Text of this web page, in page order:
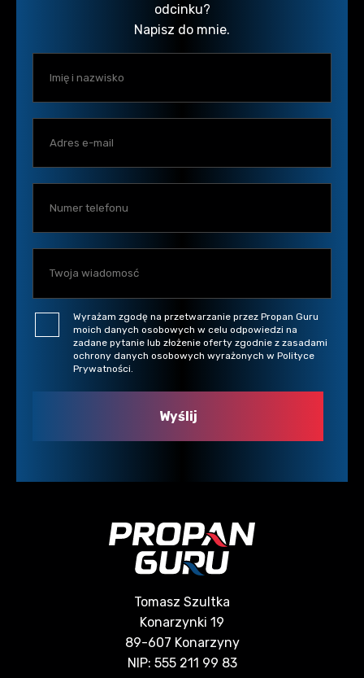
odcinku?
Napisz do mnie.
Wyrażam zgodę na przetwarzanie przez Propan Guru
moich danych osobowych w celu odpowiedzi na
zadane pytanie lub złożenie oferty zgodnie z zasadami
ochrony danych osobowych wyrażonych w Polityce
Prywatności.
Tomasz Szultka
Konarzynki 19
89-607 Konarzyny
NIP: 555 211 99 83